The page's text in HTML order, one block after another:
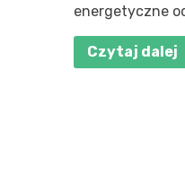
energetyczne
Czytaj dalej